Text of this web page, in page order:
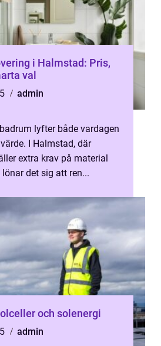
i Halmstad: Pris,
val
admin
lyfter både vardagen
I Halmstad, där
extra krav på material
det sig att ren...
och solenergi
admin